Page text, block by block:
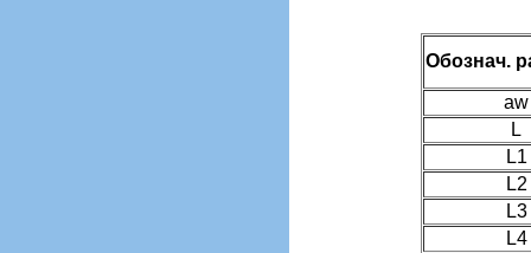
Обознач.
aw
L
L1
L2
L3
L4